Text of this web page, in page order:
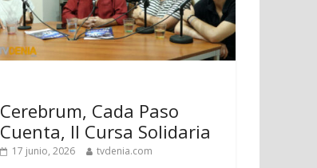
Cerebrum, Cada Paso
Cuenta, II Cursa Solidaria
17 junio, 2026 tvdenia.com